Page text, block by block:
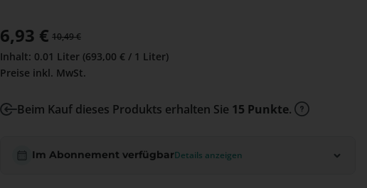
Verkaufspreis:
6,93 € Regulärer Preis:
10,49 €
Inhalt: 0.01 Liter (693,00 € / 1 Liter)
Preise inkl. MwSt.
Beim Kauf dieses Produkts erhalten Sie 15 Punkte.
Im Abonnement verfügbarDetails anzeigen